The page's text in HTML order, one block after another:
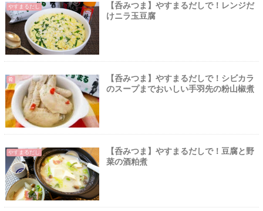
やすまるだし
【呑みつま】やすまるだしで！レンジだ
けニラ玉豆腐
肴
【呑みつま】やすまるだしで！シビカラ
のスープまでおいしい手羽先の粉山椒煮
やすまるだし
【呑みつま】やすまるだしで！豆腐と野
菜の酒粕煮